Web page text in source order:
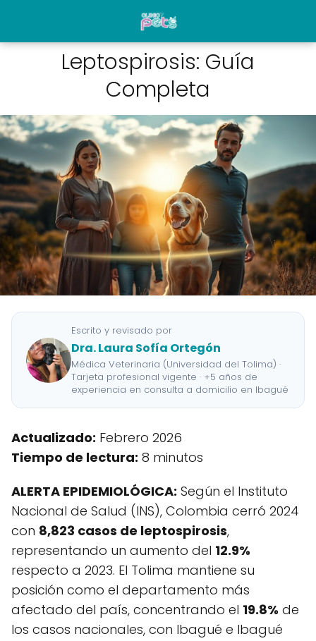
Leptospirosis: Guía
Completa
Escrito y revisado por
Dra. Laura Sofía Ortegón
Médica Veterinaria (Universidad del Tolima) ·
Tarjeta profesional vigente · +5 años de
experiencia en consulta a domicilio en Ibagué
Actualizado: Febrero 2026
Tiempo de lectura: 8 minutos
ALERTA EPIDEMIOLÓGICA: Según el Instituto
Nacional de Salud (INS), Colombia cerró 2024
con 8,823 casos de leptospirosis,
representando un aumento del 12.9%
respecto a 2023. El Tolima mantiene su
posición como el departamento más
afectado del país, concentrando el 19.8% de
los casos nacionales, con Ibagué e Ibagué